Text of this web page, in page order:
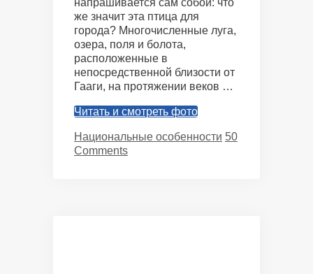
напрашивается сам собой: что
же значит эта птица для
города? Многочисленные луга,
озера, поля и болота,
расположенные в
непосредственной близости от
Гааги, на протяжении веков …
Читать и смотреть фото
Categories
Национальные особенности 50
Comments